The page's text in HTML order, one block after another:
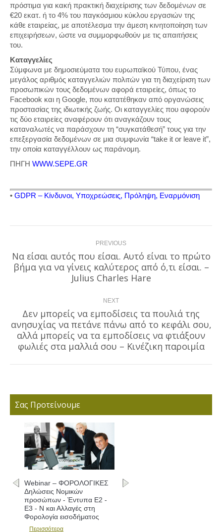
πρόστιμα για κακή πρακτική διαχείρισης των δεδομένων σε
€20 εκατ. ή το 4% του παγκόσμιου κύκλου εργασιών της
κάθε εταιρείας, με αποτέλεσμα την άμεση κινητοποίηση των
επιχειρήσεων, ώστε να συμμορφωθούν με τις απαιτήσεις
του.
Καταγγελίες
Σύμφωνα με δημοσιεύματα του ευρωπαϊκού Τύπου, ένας
μεγάλος αριθμός καταγγελιών πολιτών για τη διαχείριση των
προσωπικών τους δεδομένων αφορά εταιρείες, όπως το
Facebook και η Google, που κατατέθηκαν από οργανώσεις
προστασίας της ιδιωτικής ζωής. Οι καταγγελίες που αφορούν
τις δύο εταιρείες αναφέρουν ότι αναγκάζουν τους
καταναλωτές να παράσχουν τη “συγκατάθεσή” τους για την
επεξεργασία δεδομένων σε μια συμφωνία “take it or leave it”,
την οποία καταγγέλλουν ως παράνομη.
ΠΗΓΗ WWW.SEPE.GR
• GDPR – Κίνδυνοι, Υποχρεώσεις, Πρόληψη, Εναρμόνιση
navigation PREVIOUS
Previous
post:
Να είσαι αυτός που είσαι. Αυτό είναι το πρώτο
βήμα για να γίνεις καλύτερος από ό,τι είσαι. –
Julius Charles Hare
NEXT
Next
post:
Δεν μπορείς να εμποδίσεις τα πουλιά της
ανησυχίας να πετάνε πάνω από το κεφάλι σου,
αλλά μπορείς να τα εμποδίσεις να φτιάξουν
φωλιές στα μαλλιά σου – Κινέζικη παροιμία
Σας Προτείνουμε
Webinar – ΦΟΡΟΛΟΓΙΚΕΣ
Δηλώσεις Νομικών
προσώπων - Έντυπα Ε2 -
Ε3 - Ν και Αλλαγές στη
Φορολογία εισοδήματος
Περισσότερα